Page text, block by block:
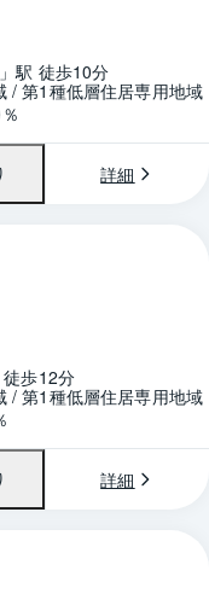
駅 徒歩10分
/ 第1種低層住居専用地域
詳細
区画図
歩12分
/ 第1種低層住居専用地域
詳細
区画図